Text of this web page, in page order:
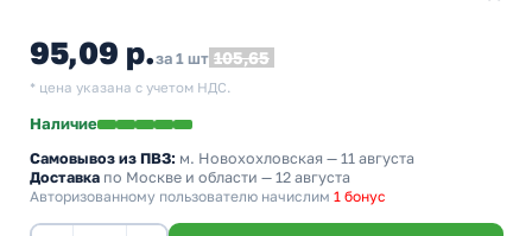
95,09 р.за 1 шт 105,65
* цена указана с учетом НДС.
Наличие
Самовывоз из ПВЗ: м. Новохохловская — 11 августа
Доставка по Москве и области — 12 августа
Авторизованному пользователю начислим 1 бонус